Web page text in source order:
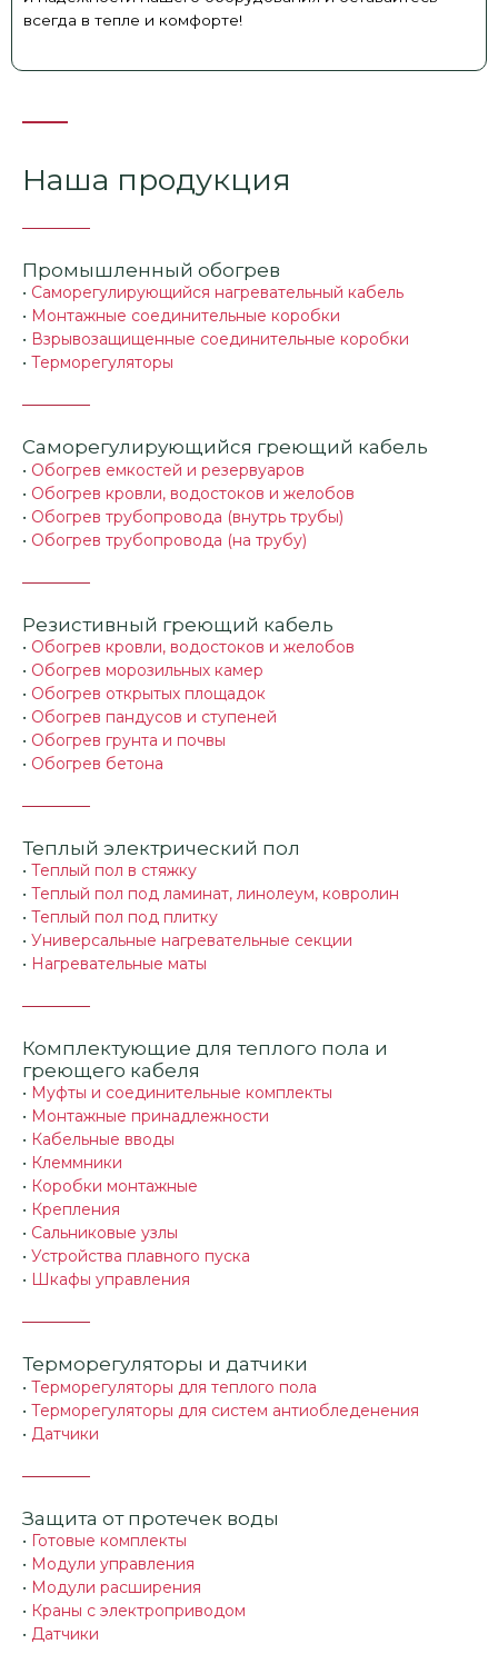
всегда в тепле и комфорте!
Наша продукция
Промышленный обогрев
• Саморегулирующийся нагревательный кабель
• Монтажные соединительные коробки
• Взрывозащищенные соединительные коробки
• Терморегуляторы
Саморегулирующийся греющий кабель
• Обогрев емкостей и резервуаров
• Обогрев кровли, водостоков и желобов
• Обогрев трубопровода (внутрь трубы)
• Обогрев трубопровода (на трубу)
Резистивный греющий кабель
• Обогрев кровли, водостоков и желобов
• Обогрев морозильных камер
• Обогрев открытых площадок
• Обогрев пандусов и ступеней
• Обогрев грунта и почвы
• Обогрев бетона
Теплый электрический пол
• Теплый пол в стяжку
• Теплый пол под ламинат, линолеум, ковролин
• Теплый пол под плитку
• Универсальные нагревательные секции
• Нагревательные маты
Комплектующие для теплого пола и
греющего кабеля
• Муфты и соединительные комплекты
• Монтажные принадлежности
• Кабельные вводы
• Клеммники
• Коробки монтажные
• Крепления
• Сальниковые узлы
• Устройства плавного пуска
• Шкафы управления
Терморегуляторы и датчики
• Терморегуляторы для теплого пола
• Терморегуляторы для систем антиобледенения
• Датчики
Защита от протечек воды
• Готовые комплекты
• Модули управления
• Модули расширения
• Краны с электроприводом
• Датчики